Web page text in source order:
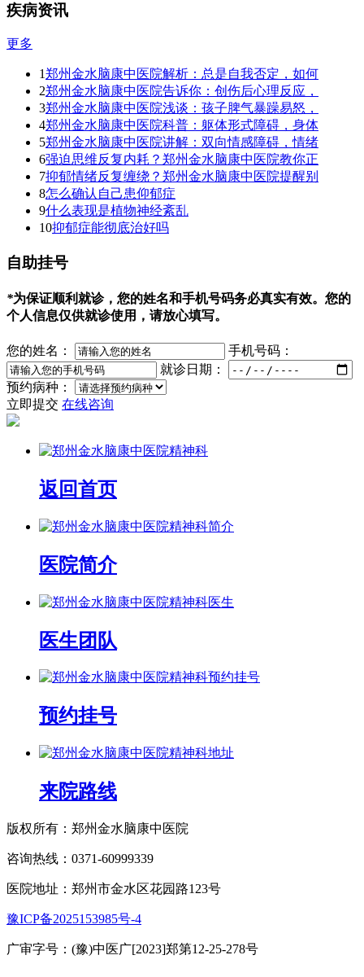
疾病资讯
更多
1郑州金水脑康中医院解析：总是自我否定，如何
2郑州金水脑康中医院告诉你：创伤后心理反应，
3郑州金水脑康中医院浅谈：孩子脾气暴躁易怒，
4郑州金水脑康中医院科普：躯体形式障碍，身体
5郑州金水脑康中医院讲解：双向情感障碍，情绪
6强迫思维反复内耗？郑州金水脑康中医院教你正
7抑郁情绪反复缠绕？郑州金水脑康中医院提醒别
8怎么确认自己患仰郁症
9什么表现是植物神经紊乱
10抑郁症能彻底治好吗
自助挂号
*为保证顺利就诊，您的姓名和手机号码务必真实有效。您的
个人信息仅供就诊使用，请放心填写。
您的姓名：
手机号码：
就诊日期：
预约病种：
立即提交 在线咨询
返回首页
医院简介
医生团队
预约挂号
来院路线
版权所有：郑州金水脑康中医院
咨询热线：0371-60999339
医院地址：郑州市金水区花园路123号
豫ICP备2025153985号-4
广审字号：(豫)中医广[2023]郑第12-25-278号